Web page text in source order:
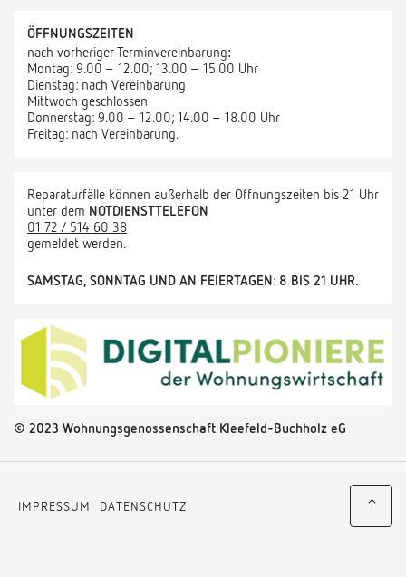
ÖFFNUNGSZEITEN
nach vorheriger Terminvereinbarung:
Montag: 9.00 – 12.00; 13.00 – 15.00 Uhr
Dienstag: nach Vereinbarung
Mittwoch geschlossen
Donnerstag: 9.00 – 12.00; 14.00 – 18.00 Uhr
Freitag: nach Vereinbarung.
Reparaturfälle können außerhalb der Öffnungszeiten bis 21 Uhr
unter dem NOTDIENSTTELEFON
01 72 / 514 60 38
gemeldet werden.
SAMSTAG, SONNTAG UND AN FEIERTAGEN: 8 BIS 21 UHR.
© 2023 Wohnungsgenossenschaft Kleefeld-Buchholz eG
IMPRESSUM DATENSCHUTZ